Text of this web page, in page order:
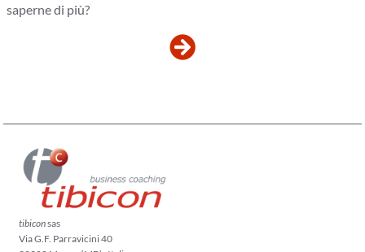
saperne di più?
tibiconsas
Via G.F. Parravicini 40